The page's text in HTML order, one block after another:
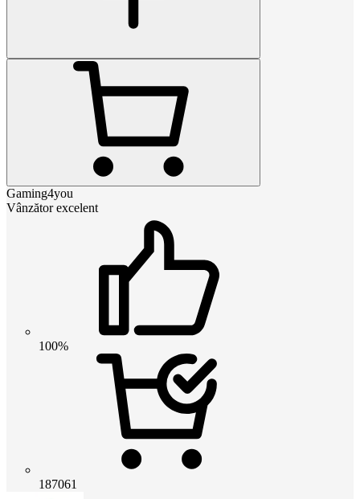
Gaming4you
Vânzător excelent
100%
187061